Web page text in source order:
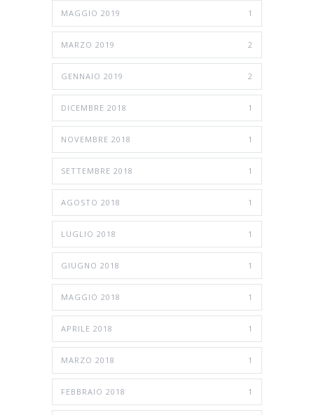
MAGGIO 2019 1
MARZO 2019 2
GENNAIO 2019 2
DICEMBRE 2018 1
NOVEMBRE 2018 1
SETTEMBRE 2018 1
AGOSTO 2018 1
LUGLIO 2018 1
GIUGNO 2018 1
MAGGIO 2018 1
APRILE 2018 1
MARZO 2018 1
FEBBRAIO 2018 1